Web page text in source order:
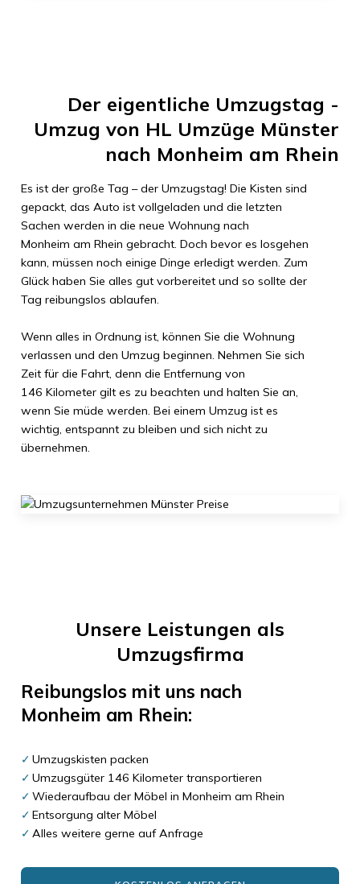
Der eigentliche Umzugstag -
Umzug von HL Umzüge Münster
nach Monheim am Rhein
Es ist der große Tag – der Umzugstag! Die Kisten sind
gepackt, das Auto ist vollgeladen und die letzten
Sachen werden in die neue Wohnung nach
Monheim am Rhein gebracht. Doch bevor es losgehen
kann, müssen noch einige Dinge erledigt werden. Zum
Glück haben Sie alles gut vorbereitet und so sollte der
Tag reibungslos ablaufen.
Wenn alles in Ordnung ist, können Sie die Wohnung
verlassen und den Umzug beginnen. Nehmen Sie sich
Zeit für die Fahrt, denn die Entfernung von
146 Kilometergilt es zu beachten und halten Sie an,
wenn Sie müde werden. Bei einem Umzug ist es
wichtig, entspannt zu bleiben und sich nicht zu
übernehmen.
Unsere Leistungen als
Umzugsfirma
Reibungslos mit uns nach
Monheim am Rhein:
Umzugskisten packen
Umzugsgüter 146 Kilometer transportieren
Wiederaufbau der Möbel in Monheim am Rhein
Entsorgung alter Möbel
Alles weitere gerne auf Anfrage